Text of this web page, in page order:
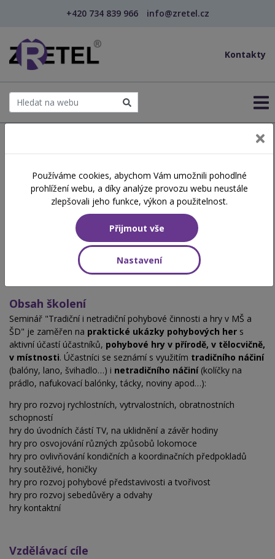
+420 734 839 966 info@zretel.cz
Kontakty
Tradiční i netradiční
pohybové činnosti a hry v
MŠ a ŠD
Hodinová dotace
Obsah školení
Seminář "Tradiční i netradiční pohybové činnosti a hry v MŠ a
ŠD" je zaměřen na praktické ukázky pohybových her s
aktivní účastí účastníků, pohybové hry v přírodě, v tělocvičně,
v místnosti. Účastníci se seznámí s využitím tradičního náčiní
(balóny, lano, švihadlo…) i netradičního náčiní(kolíčky na
prádlo, nafukovací balónky, tácky, noviny apod…):
hry pro rozvoj rychlostních, vytrvalostních, obratnostních
schopností
hry do úvodních částí TV, na uklidnění a závěr hodiny
hry pro osvojování různých způsobů lokomoce
hry pro ovlivňování kondičních a koordinačních předpokladů
hry soutěživé, honičky
hry pro rozvoj pohybové představivosti a tvořivost
hry pro rozvoj sebedůvěry a odvahy
hry kontaktní
Vzdělávací cíle
Používáme cookies, abychom Vám umožnili pohodlné
prohlížení webu, a díky analýze provozu webu neustále
zlepšovali jeho funkce, výkon a použitelnost.
Přijmout vše
Nastavení